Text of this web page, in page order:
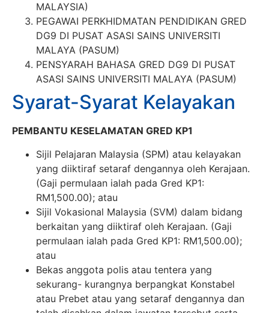
MALAYSIA)
PEGAWAI PERKHIDMATAN PENDIDIKAN GRED
DG9 DI PUSAT ASASI SAINS UNIVERSITI
MALAYA (PASUM)
PENSYARAH BAHASA GRED DG9 DI PUSAT
ASASI SAINS UNIVERSITI MALAYA (PASUM)
Syarat-Syarat Kelayakan
PEMBANTU KESELAMATAN GRED KP1
Sijil Pelajaran Malaysia (SPM) atau kelayakan
yang diiktiraf setaraf dengannya oleh Kerajaan.
(Gaji permulaan ialah pada Gred KP1:
RM1,500.00); atau
Sijil Vokasional Malaysia (SVM) dalam bidang
berkaitan yang diiktiraf oleh Kerajaan. (Gaji
permulaan ialah pada Gred KP1: RM1,500.00);
atau
Bekas anggota polis atau tentera yang
sekurang- kurangnya berpangkat Konstabel
atau Prebet atau yang setaraf dengannya dan